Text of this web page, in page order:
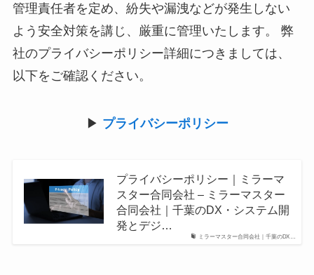
管理責任者を定め、紛失や漏洩などが発生しない
よう安全対策を講じ、厳重に管理いたします。 弊
社のプライバシーポリシー詳細につきましては、
以下をご確認ください。
▶︎ プライバシーポリシー
ミラーマスター合同会社｜千葉のDX…
プライバシーポリシー｜ミラーマ
スター合同会社 – ミラーマスター
合同会社｜千葉のDX・システム開
発とデジ…